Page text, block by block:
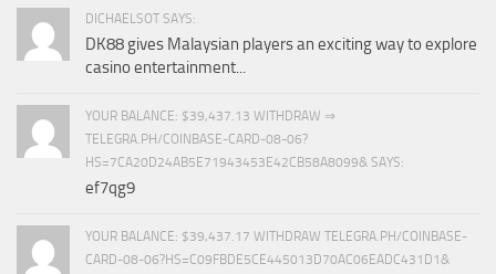
DICHAELSOT SAYS:
DK88 gives Malaysian players an exciting way to explore
casino entertainment...
YOUR BALANCE: $39,437.13 WITHDRAW ⇒
TELEGRA.PH/COINBASE-CARD-08-06?
HS=7CA20D24AB5E71943453E42CB58A8099& SAYS:
ef7qg9
YOUR BALANCE: $39,437.17 WITHDRAW TELEGRA.PH/COINBASE-
CARD-08-06?HS=C09FBDE5CE445013D70AC06EADC431D1&